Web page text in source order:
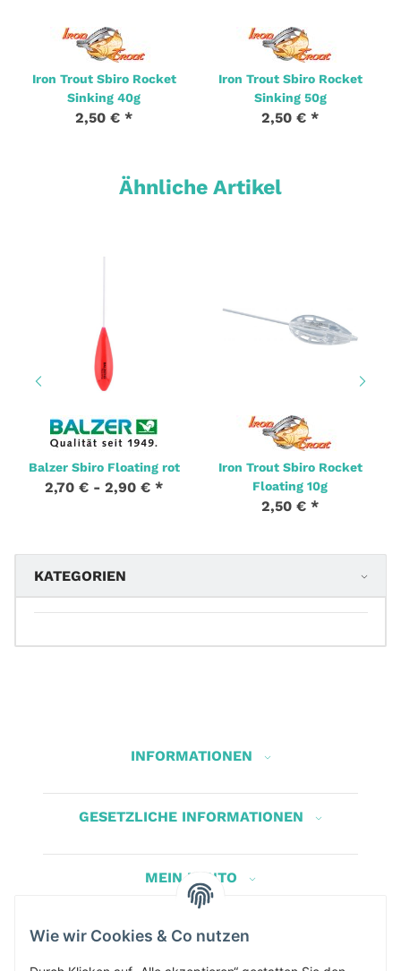
Iron Trout Sbiro Rocket
Sinking 40g
2,50 € *
Iron Trout Sbiro Rocket
Sinking 50g
2,50 € *
Ähnliche Artikel
Balzer Sbiro Floating rot
2,70 € - 2,90 € *
Iron Trout Sbiro Rocket
Floating 10g
2,50 € *
KATEGORIEN
INFORMATIONEN
GESETZLICHE INFORMATIONEN
MEIN KONTO
Herbis Anglerladen
Wie wir Cookies & Co nutzen